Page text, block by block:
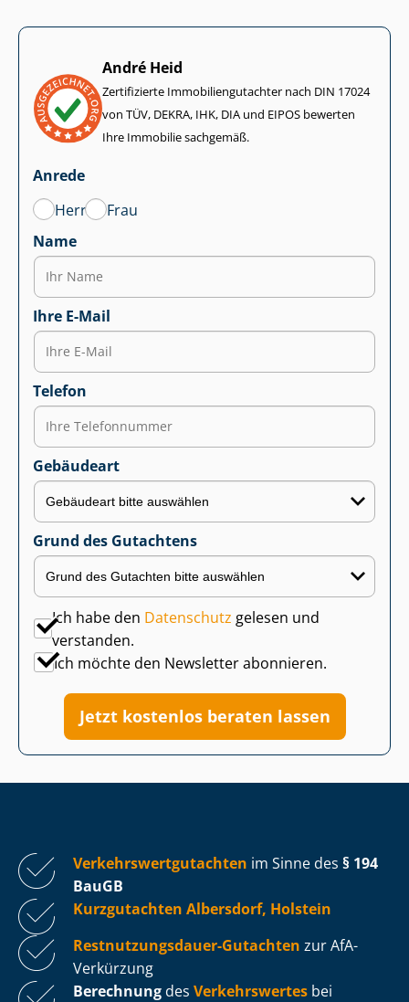
André Heid
Zertifizierte Im­mo­bi­li­en­gut­ach­ter nach DIN 17024
von TÜV, DEKRA, IHK, DIA und EIPOS bewerten
Ihre Immobilie sachgemäß.
Anrede
Herr
Frau
Name
Ihre E-Mail
Telefon
Gebäudeart
Grund des Gutachtens
Ich habe den Datenschutz gelesen und
verstanden.
Ich möchte den Newsletter abonnieren.
Jetzt kostenlos beraten lassen
Ver­kehrs­wert­gut­ach­ten im Sinne des § 194
BauGB
Kurzgutachten Albersdorf, Holstein
Rest­nut­zungs­dau­er-Gutachten zur AfA-
Verkürzung
Berechnung des Verkehrswertes bei